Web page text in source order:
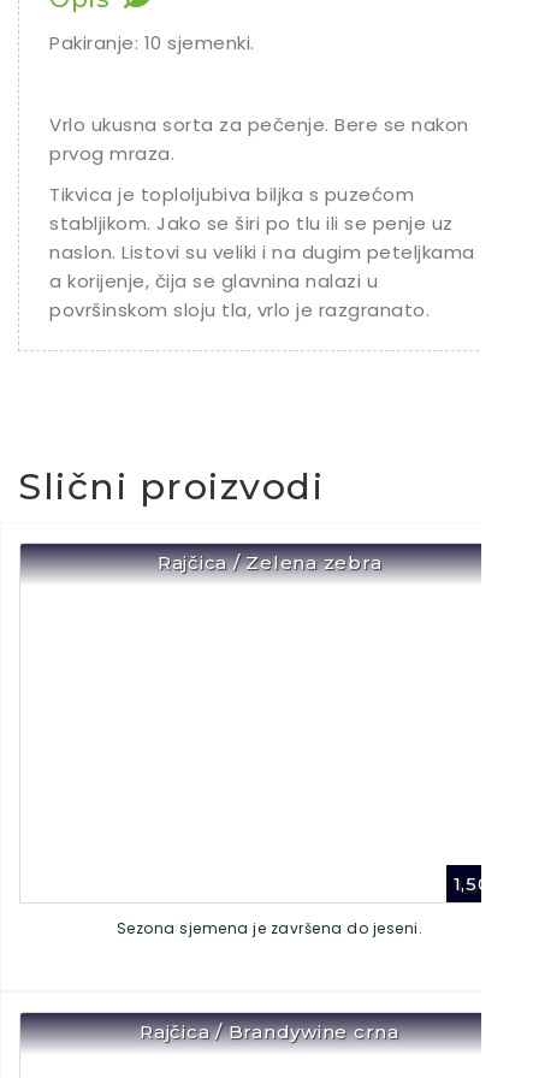
Ostalo sjeme
Pakiranje: 10 sjemenki.
Vrlo ukusna sorta za pečenje. Bere se nakon
prvog mraza.
Tikvica je toploljubiva biljka s puzećom
stabljikom. Jako se širi po tlu ili se penje uz
naslon. Listovi su veliki i na dugim peteljkama
a korijenje, čija se glavnina nalazi u
površinskom sloju tla, vrlo je razgranato.
Slični proizvodi
Rajčica / Zelena zebra
1,50
Sezona sjemena je završena do jeseni.
Rajčica / Brandywine crna